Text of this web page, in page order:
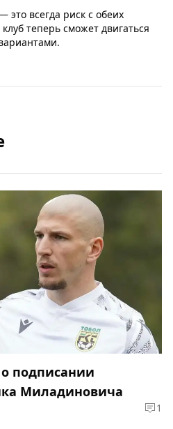
всегда риск с обеих
теперь сможет двигаться
подписании
Миладиновича
1